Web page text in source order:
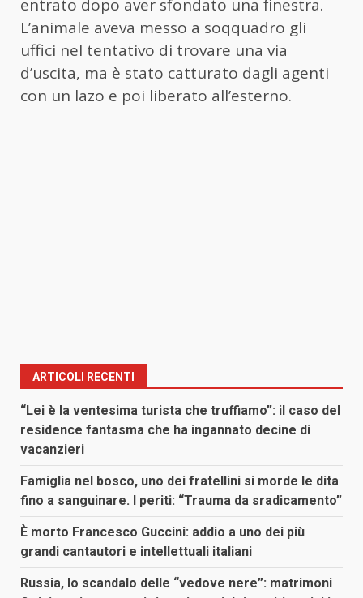
entrato dopo aver sfondato una finestra.
L’animale aveva messo a soqquadro gli
uffici nel tentativo di trovare una via
d’uscita, ma è stato catturato dagli agenti
con un lazo e poi liberato all’esterno.
ARTICOLI RECENTI
“Lei è la ventesima turista che truffiamo”: il caso del
residence fantasma che ha ingannato decine di
vacanzieri
Famiglia nel bosco, uno dei fratellini si morde le dita
fino a sanguinare. I periti: “Trauma da sradicamento”
È morto Francesco Guccini: addio a uno dei più
grandi cantautori e intellettuali italiani
Russia, lo scandalo delle “vedove nere”: matrimoni